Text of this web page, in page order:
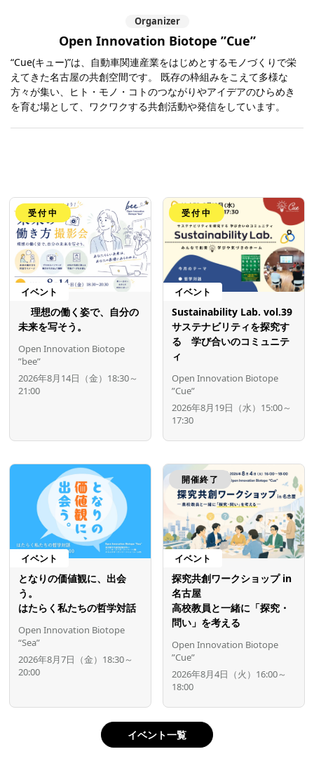
Organizer
Open Innovation Biotope ”Cue”
“Cue(キュー)”は、自動車関連産業をはじめとするモノづくりで栄
えてきた名古屋の共創空間です。 既存の枠組みをこえて多様な
方々が集い、ヒト・モノ・コトのつながりやアイデアのひらめき
を育む場として、ワクワクする共創活動や発信をしています。
受付中
イベント
理想の働く姿で、自分の
未来を写そう。
Open Innovation Biotope
”bee”
2026年8月14日（金）18:30～
21:00
受付中
イベント
Sustainability Lab. vol.39
サステナビリティを探究す
る 学び合いのコミュニテ
ィ
Open Innovation Biotope
”Cue”
2026年8月19日（水）15:00～
17:30
イベント
となりの価値観に、出会
う。
はたらく私たちの哲学対話
Open Innovation Biotope
“Sea”
2026年8月7日（金）18:30～
20:00
開催終了
イベント
探究共創ワークショップ in
名古屋
高校教員と一緒に「探究・
問い」を考える
Open Innovation Biotope
”Cue”
2026年8月4日（火）16:00～
18:00
イベント一覧